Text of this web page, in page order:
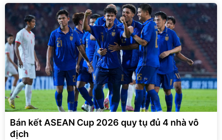
Bán kết ASEAN Cup 2026 quy tụ đủ 4 nhà vô
địch